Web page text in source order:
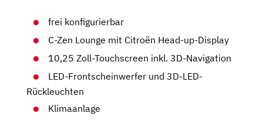
frei konfigurierbar
C-Zen Lounge mit Citroën Head-up-Display
10,25 Zoll-Touchscreen inkl. 3D-Navigation
LED-Frontscheinwerfer und 3D-LED-
Rückleuchten
Klimaanlage